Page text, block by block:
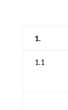
1.
1.1